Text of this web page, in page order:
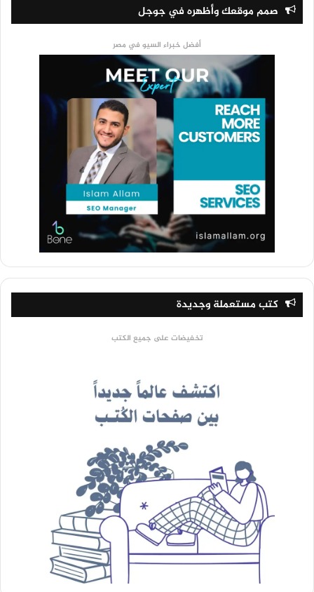
صمم موقعك وأظهره في جوجل
أفضل خبراء السيو في مصر
كتب مستعملة وجديدة
تخفيضات على جميع الكتب